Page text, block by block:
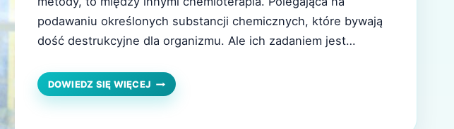
podawaniu określonych substancji chemicznych, które bywają
dość destrukcyjne dla organizmu. Ale ich zadaniem jest
leczenia, można znaleźć nie tylko medycynę naturalną. Ale
także podejście psychologiczne do pacjenta. Bywa, że komórki
DOWIEDZ SIĘ WIĘCEJ NOWE
METODY